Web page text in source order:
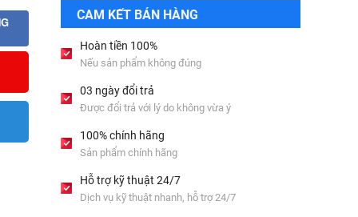
CAM KẾT BÁN HÀNG
Hoàn tiền 100%
Nếu sản phẩm không đúng
03 ngày đổi trả
Được đổi trả với lý do không vừa ý
100% chính hãng
Sản phẩm chính hãng
Hỗ trợ kỹ thuật 24/7
Dịch vụ kỹ thuật nhanh, hỗ trợ 24/7
Bộ lưu điện UPS Online SANTAK
C6KS_LCD
2WT Kèm Thẻ Nhớ IMOU 64GB |
Xem Từ Xa | Dễ Lắp Đặt
Camera IP Wifi 2MP UNIARCH UHO-
Từ Xa | Dễ Lắp Đặt
624,000đ
Camera IP Dome 4.0 Megapixel
HIKVISION DS-2CD2346G2-ISU/SL​
3,256,000
Camera IP HIKVISION DS-